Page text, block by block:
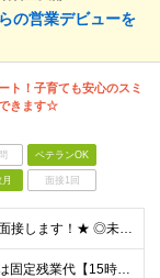
の営業デビューを
ト！子育ても安心のスミ
きます☆
ベテランOK
面接1回
♪応募資格を満たす方全員と面接します！★ ◎未経験＆ブランクOK ◎高校卒業程度の学力を有すること ◎性別不問
月給20.5～35万円 ※上記には固定残業代【15時間相当額(2.4万円～4.2万円)】が含まれます ※15時間を超えた分は別途支給 ※経験や能力、前職の年収を考慮し最大35万円を限度に当社規程によ